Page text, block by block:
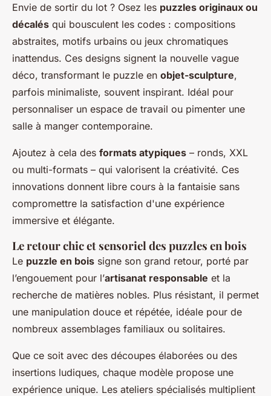
Envie de sortir du lot ? Osez les puzzles originaux ou
décalés qui bousculent les codes : compositions
abstraites, motifs urbains ou jeux chromatiques
inattendus. Ces designs signent la nouvelle vague
déco, transformant le puzzle en objet-sculpture,
parfois minimaliste, souvent inspirant. Idéal pour
personnaliser un espace de travail ou pimenter une
salle à manger contemporaine.
Ajoutez à cela des formats atypiques – ronds, XXL
ou multi-formats – qui valorisent la créativité. Ces
innovations donnent libre cours à la fantaisie sans
compromettre la satisfaction d'une expérience
immersive et élégante.
Le retour chic et sensoriel des puzzles en bois
Le puzzle en bois signe son grand retour, porté par
l’engouement pour l’artisanat responsable et la
recherche de matières nobles. Plus résistant, il permet
une manipulation douce et répétée, idéale pour de
nombreux assemblages familiaux ou solitaires.
Que ce soit avec des découpes élaborées ou des
insertions ludiques, chaque modèle propose une
expérience unique. Les ateliers spécialisés multiplient